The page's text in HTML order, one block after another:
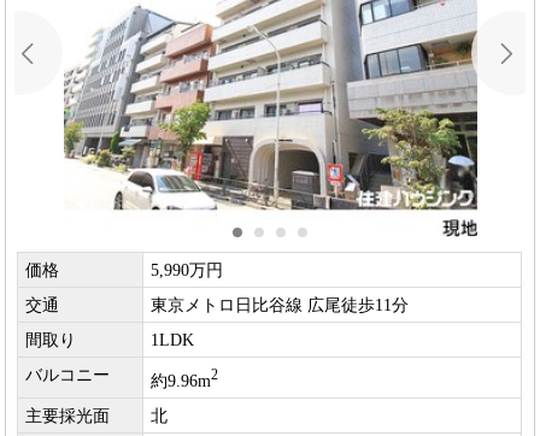
価格
5,990万円
交通
東京メトロ日比谷線 広尾徒歩11分
間取り
1LDK
バルコニー
約9.96m2
主要採光面
北